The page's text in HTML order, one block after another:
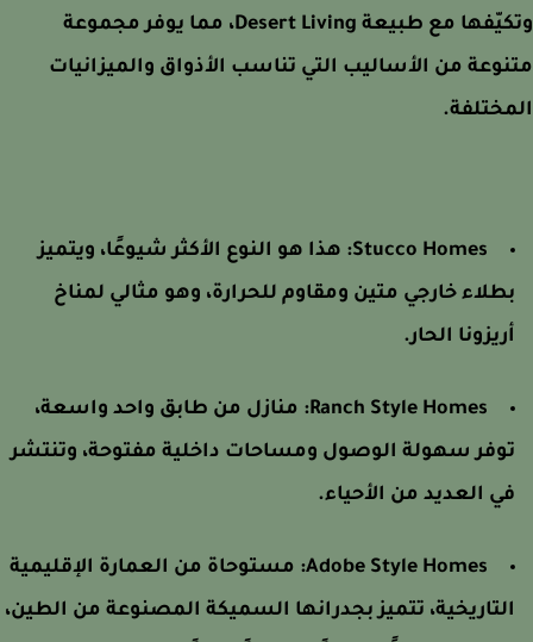
وتكيّفها مع طبيعة Desert Living، مما يوفر مجموعة
من الأساليب التي تناسب الأذواق والميزانيات
Stucco Homes: هذا هو النوع الأكثر شيوعًا، ويتميز
خارجي متين ومقاوم للحرارة، وهو مثالي لمناخ
الحار.
Ranch Style Homes: منازل من طابق واحد واسعة،
سهولة الوصول ومساحات داخلية مفتوحة، وتنتشر
العديد من الأحياء.
Adobe Style Homes: مستوحاة من العمارة الإقليمية
تتميز بجدرانها السميكة المصنوعة من الطين،